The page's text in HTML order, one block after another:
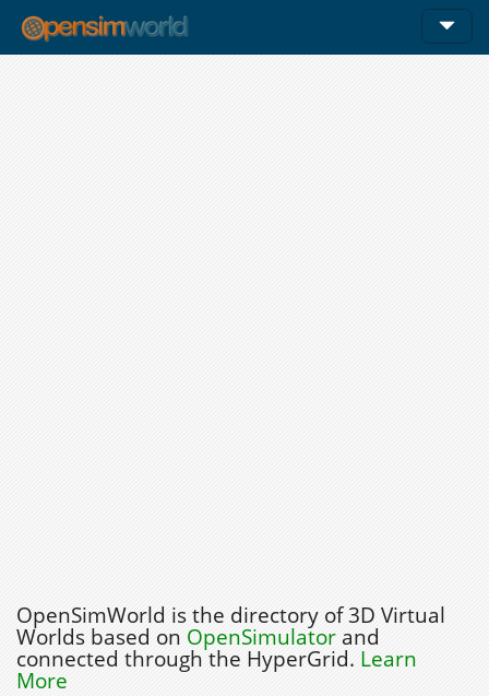
OpenSimWorld is the directory of 3D Virtual
Worlds based on OpenSimulatorand
connected through the HyperGrid. Learn
More